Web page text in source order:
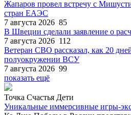
Жапаров провел встречу с
стран ЕАЭС
7 августа 2026 85
В Швеции сделали заявление о
7 августа 2026 112
Ветеран СВО рассказал, как 20
полуокружении ВСУ
7 августа 2026 99
показать ещё
Точка Счастья Дети
Уникальные иммерсивные игры-